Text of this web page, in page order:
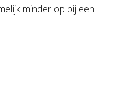
minder op bij een